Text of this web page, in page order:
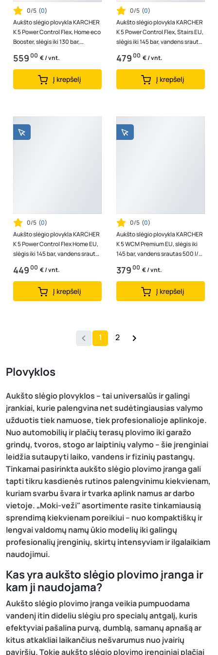
0/5 (0)
Aukšto slėgio plovykla KARCHER
K 5 Power Control Flex, Home eco
Booster, slėgis iki 130 bar,
vandens srautas 500 l/h, ga...
55900 € / vnt.
Į krepšelį
0/5 (0)
Aukšto slėgio plovykla KARCHER
K 5 Power Control Flex, Stairs EU,
slėgis iki 145 bar, vandens srautas
500 l/h, galia 2,1...
47900 € / vnt.
Į krepšelį
0/5 (0)
Aukšto slėgio plovykla KARCHER
K 5 Power Control Flex Home EU,
slėgis iki 145 bar, vandens srautas
500 l/h, galia 2,1 kW...
44900 € / vnt.
Į krepšelį
0/5 (0)
Aukšto slėgio plovykla KARCHER
K 5 WCM Premium EU, slėgis iki
145 bar, vandens srautas 500 l/h,
galia 2,1 kW, 1.324-460....
37900 € / vnt.
Į krepšelį
1 2
Plovyklos
Aukšto slėgio plovyklos – tai universalūs ir galingi
įrankiai, kurie palengvina net sudėtingiausias valymo
užduotis tiek namuose, tiek profesionalioje aplinkoje.
Nuo automobilių ir plačių terasų plovimo iki garažo
grindų, tvoros, stogo ar laiptinių valymo – šie įrenginiai
leidžia sutaupyti laiko, vandens ir fizinių pastangų.
Tinkamai pasirinkta aukšto slėgio plovimo įranga gali
tapti tikru kasdienės rutinos palengvinimu kiekvienam,
kuriam svarbu švara ir tvarka aplink namus ar darbo
vietoje. „Moki-veži" asortimente rasite tinkamiausią
sprendimą kiekvienam poreikiui – nuo kompaktiškų ir
lengvai valdomų namų ūkio modelių iki galingų
profesionalių įrenginių, skirtų intensyviam ir ilgalaikiam
naudojimui.
Kas yra aukšto slėgio plovimo įranga ir
kam ji naudojama?
Aukšto slėgio plovimo įranga veikia pumpuodama
vandenį itin dideliu slėgiu pro specialų antgalį, kuris
efektyviai pašalina purvą, dumblą, samanų apnašą ar
kitus atkakliai laikančius nešvarumus nuo įvairių
paviršių. Tokie aukšto slėgio plovimo įrenginiai plačiai